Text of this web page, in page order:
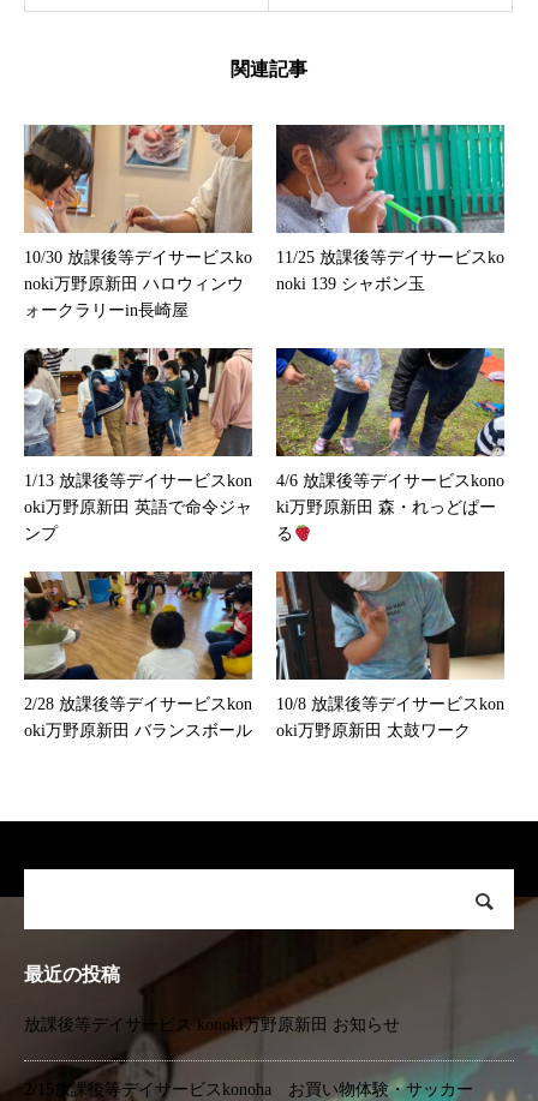
関連記事
10/30 放課後等デイサービスko
noki万野原新田 ハロウィンウ
ォークラリーin長崎屋
11/25 放課後等デイサービスko
noki 139 シャボン玉
1/13 放課後等デイサービスkon
oki万野原新田 英語で命令ジャ
ンプ
4/6 放課後等デイサービスkono
ki万野原新田 森・れっどぱー
る
2/28 放課後等デイサービスkon
oki万野原新田 バランスボール
10/8 放課後等デイサービスkon
oki万野原新田 太鼓ワーク
最近の投稿
放課後等デイサービス konoki万野原新田 お知らせ
2/15放課後等デイサービスkonoha お買い物体験・サッカー